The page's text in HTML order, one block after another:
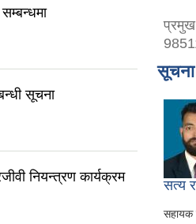
सूचना
नियन्त्रण कार्यक्रम
सूचना
सत्य
सहायक